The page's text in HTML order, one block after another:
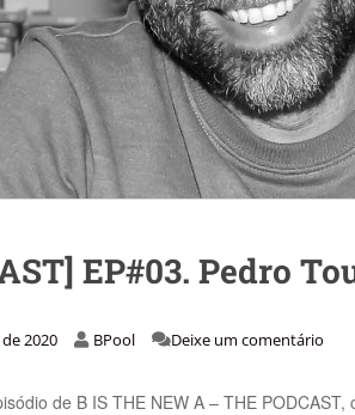
EP#03. Pedro
2020 BPool Deixe um comentário
de B IS THE NEW A – THE